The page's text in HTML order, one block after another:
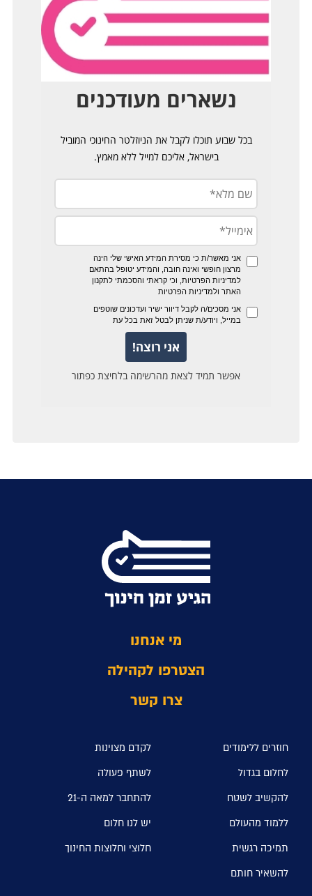
מי אנחנו
הצטרפו לקהילה
צרו קשר
חוזרים ללימודים
לקדם מצוינות
לחלום בגדול
לשתף פעולה
להקשיב לשטח
להתחבר למאה ה-21
ללמוד מהעולם
יש לנו חלום
תמיכה רגשית
חלוצי וחלוצות החינוך
להשאיר חותם